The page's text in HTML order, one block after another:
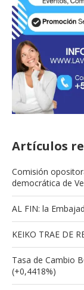
Artículos
Comisión
democrática de
AL FIN: la
KEIKO TRAE DE
Tasa de Cambio
(+0,4418%)